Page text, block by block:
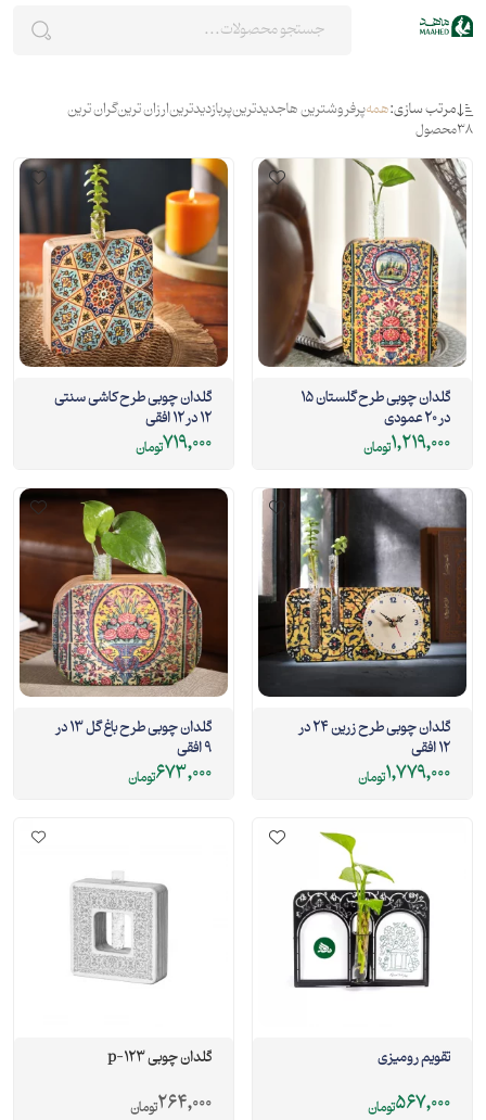
مرتب سازی:همهپرفروشترین هاجدیدترینپربازدیدترینارزان ترینگران ترین
38محصول
گلدان چوبی طرح گلستان 15
در 20 عمودی
1,219,000تومان
گلدان چوبی طرح کاشی سنتی
12 در 12 افقی
719,000تومان
گلدان چوبی طرح زرین 24 در
12 افقی
1,779,000تومان
گلدان چوبی طرح باغ گل 13 در
9 افقی
673,000تومان
تقویم رومیزی
567,000تومان
گلدان چوبی p-123
264,000تومان